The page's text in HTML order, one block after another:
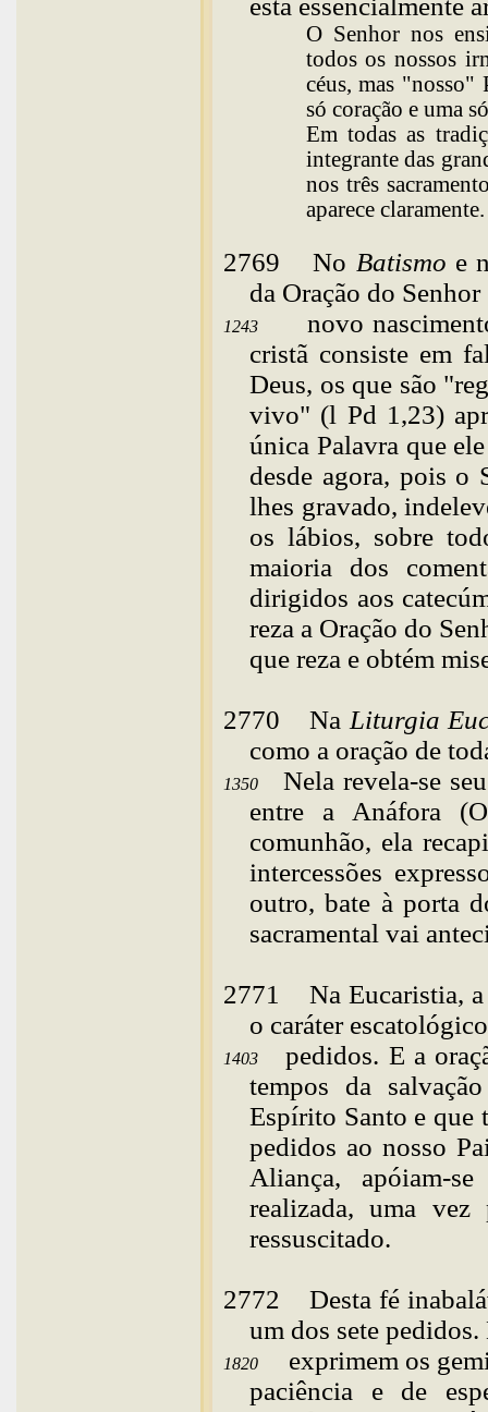
O Senhor nos
todos os nossos
céus, mas "nosso"
só coração e uma
Em todas as
integrante das
nos três
aparece claramente.
2769 No Batismo e
da Oração do
1243 novo
cristã consiste em
Deus, os que são
vivo" (l Pd 1,23)
única Palavra que
desde agora, pois
lhes gravado,
os lábios, sobre
maioria dos
dirigidos aos
reza a Oração do
que reza e obtém
2770 Na Liturgia
como a oração de
1350 Nela revela-se
entre a Anáfora
comunhão, ela
intercessões
outro, bate à porta
sacramental vai
2771 Na Eucaristia,
o caráter
1403pedidos. E a
tempos da
Espírito Santo e que
pedidos ao nosso
Aliança, apóiam-
realizada, uma
ressuscitado.
2772 Desta fé
um dos sete pedidos.
1820 exprimem os
paciência e de